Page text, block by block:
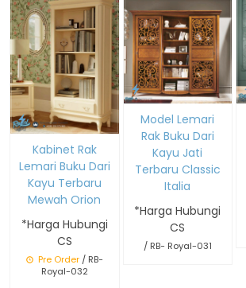
Kabinet Rak
Lemari Buku Dari
Kayu Terbaru
Mewah Orion
*Harga Hubungi
CS
Pre Order/ RB-
Royal-032
Model Lemari
Rak Buku Dari
Kayu Jati
Terbaru Classic
Italia
*Harga Hubungi
CS
/ RB- Royal-031